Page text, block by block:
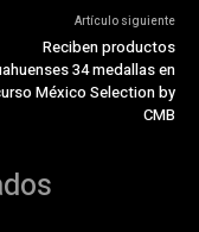
Artículo siguiente
Reciben productos
34 medallas en
México Selection by
CMB